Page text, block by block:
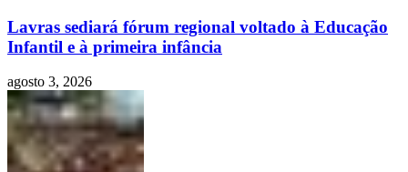
Lavras sediará fórum regional voltado à Educação
Infantil e à primeira infância
agosto 3, 2026